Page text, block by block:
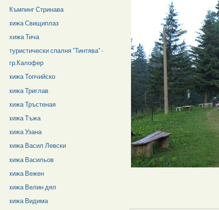
Къмпинг Стринава
xижа Свищиплаз
хижа Тича
туристически спалня "Тинтява" -
гр.Калофер
xижа Топчийско
xижа Триглав
xижа Тръстеная
xижа Тъжа
xижа Узана
xижа Васил Левски
xижа Васильов
xижа Вежен
xижа Велин дял
xижа Видима